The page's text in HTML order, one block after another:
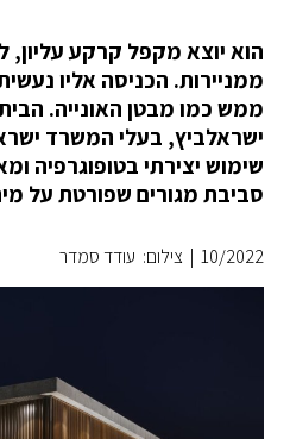
הוא יוצא מקפל קרקע עליון,
ממניירות. הכניסה אליו
ממש כמו מבטן האונייה.
ישראלביץ, בעלי המשרד
שימוש יצירתי בטופוגרפיה
סביבת מגורים שפורטת על
10/2022
| צילום: עודד סמדר